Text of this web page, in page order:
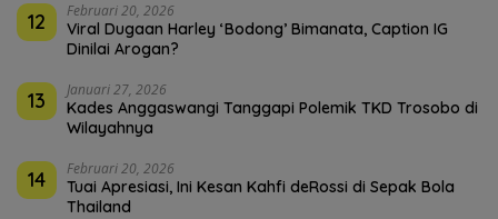
12 Februari 20, 2026
Viral Dugaan Harley ‘Bodong’ Bimanata, Caption IG
Dinilai Arogan?
13 Januari 27, 2026
Kades Anggaswangi Tanggapi Polemik TKD Trosobo di
Wilayahnya
14 Februari 20, 2026
Tuai Apresiasi, Ini Kesan Kahfi deRossi di Sepak Bola
Thailand